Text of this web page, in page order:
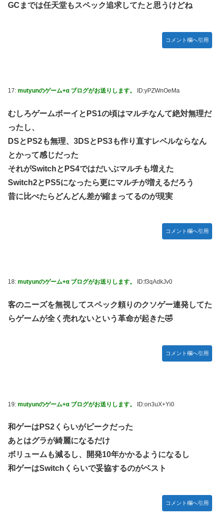
GCまでは任天堂もスペック追求してたと思うけどね
コメント欄へ引用
17: mutyunのゲーム+α ブログがお送りします。 ID:yPZWnOeMa
むしろゲームボーイとPS1の頃はマルチなんて絶対無理だ
ったし、
DSとPS2も無理、3DSとPS3も作り直すレベルならなん
とかって感じだった
それがSwitchとPS4ではだいぶマルチも増えた
Switch2とPS5になったら更にマルチが増えるだろう
昔に比べたらどんどん差が縮まってるのが現実
コメント欄へ引用
18: mutyunのゲーム+α ブログがお送りします。 ID:f3qAdkJv0
客のニーズを無視してスペック頼りのクソゲー連発してた
らゲームが全く売れないという革命が起きた🤣
コメント欄へ引用
19: mutyunのゲーム+α ブログがお送りします。 ID:on3uX+Yi0
和ゲーはPS2くらいがピークだった
あとはグラが綺麗になるだけ
ボリュームも減るし、開発10年かかるようになるし
和ゲーはSwitchくらいで妥協するのがベスト
コメント欄へ引用